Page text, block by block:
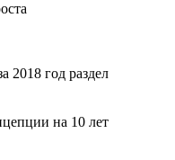
2018 год раздел
на 10 лет